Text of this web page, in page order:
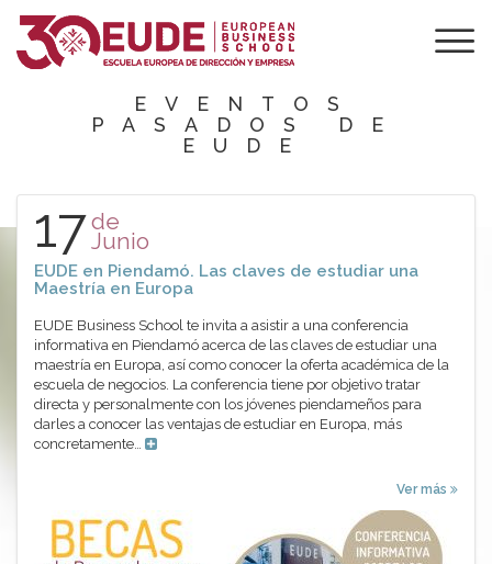
Agenda de EUDE
EVENTOS
PASADOS DE
EUDE
17de
Junio
EUDE en Piendamó. Las claves de estudiar una
Maestría en Europa
EUDE Business School te invita a asistir a una conferencia
informativa en Piendamó acerca de las claves de estudiar una
maestría en Europa, así como conocer la oferta académica de la
escuela de negocios. La conferencia tiene por objetivo tratar
directa y personalmente con los jóvenes piendameños para
darles a conocer las ventajas de estudiar en Europa, más
concretamente…
Ver más